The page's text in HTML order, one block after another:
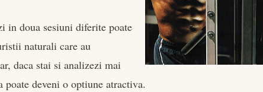
in doua sesiuni diferite poate
naturali care au
daca stai si analizezi mai
deveni o optiune atractiva.